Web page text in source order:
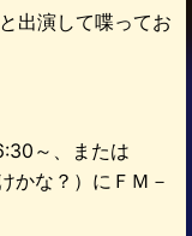
出演して喋ってお
～、または
かな？）にＦＭ－